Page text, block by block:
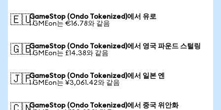
🇪🇺GameStop (Ondo Tokenized)에서 유로
1 GMEon는 €16.78와 같음
🇬🇧GameStop (Ondo Tokenized)에서 영국 파운드 스털링
1 GMEon는 £14.38와 같음
🇯🇵GameStop (Ondo Tokenized)에서 일본 엔
1 GMEon는 ¥3,061.42와 같음
GameStop (Ondo Tokenized)에서 중국 위안화